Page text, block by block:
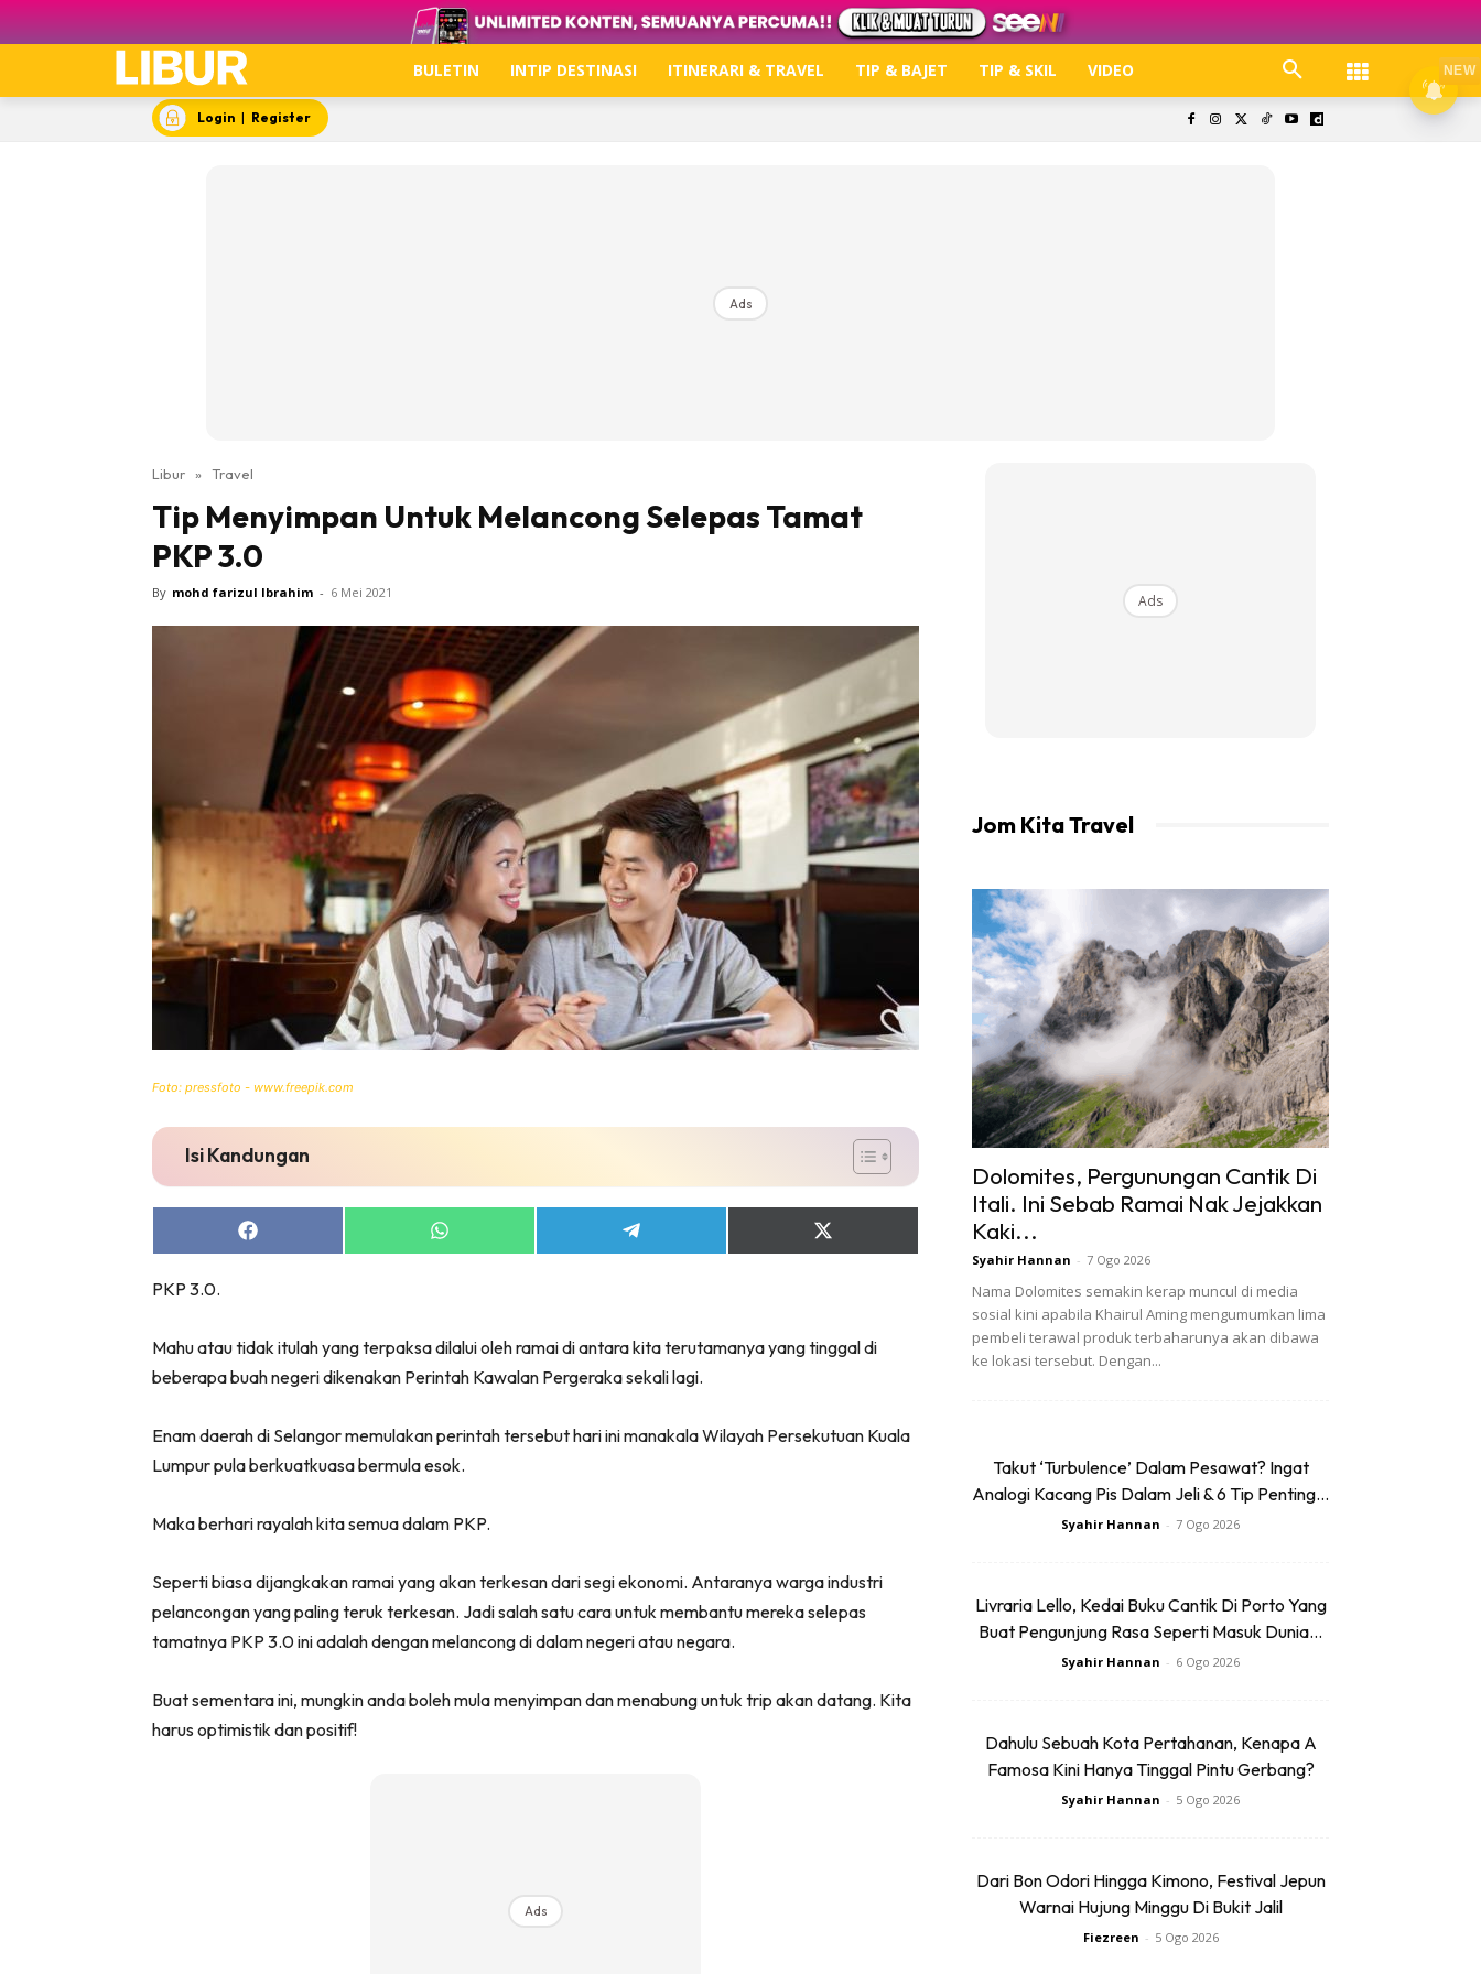
Video
BULETIN INTIP DESTINASI ITINERARI & TRAVEL TIP & BAJET TIP & SKIL VIDEO
Login | Register
Ads
Libur » Travel
Tip Menyimpan Untuk Melancong Selepas Tamat
PKP 3.0
By mohd farizul Ibrahim - 6 Mei 2021
Foto: pressfoto - www.freepik.com
Isi Kandungan
Share
on
Share
on
Share
on
Share
on
PKP 3.0.
Mahu atau tidak itulah yang terpaksa dilalui oleh ramai di antara kita terutamanya yang tinggal di
beberapa buah negeri dikenakan Perintah Kawalan Pergeraka sekali lagi.
Enam daerah di Selangor memulakan perintah tersebut hari ini manakala Wilayah Persekutuan Kuala
Lumpur pula berkuatkuasa bermula esok.
Maka berhari rayalah kita semua dalam PKP.
Seperti biasa dijangkakan ramai yang akan terkesan dari segi ekonomi. Antaranya warga industri
pelancongan yang paling teruk terkesan. Jadi salah satu cara untuk membantu mereka selepas
tamatnya PKP 3.0 ini adalah dengan melancong di dalam negeri atau negara.
Buat sementara ini, mungkin anda boleh mula menyimpan dan menabung untuk trip akan datang. Kita
harus optimistik dan positif!
Ads
Ads
Jom Kita Travel
Dolomites, Pergunungan Cantik Di
Itali. Ini Sebab Ramai Nak Jejakkan
Kaki...
Syahir Hannan - 7 Ogo 2026
Nama Dolomites semakin kerap muncul di media
sosial kini apabila Khairul Aming mengumumkan lima
pembeli terawal produk terbaharunya akan dibawa
ke lokasi tersebut. Dengan...
Takut ‘Turbulence’ Dalam Pesawat? Ingat
Analogi Kacang Pis Dalam Jeli & 6 Tip Penting...
Syahir Hannan - 7 Ogo 2026
Livraria Lello, Kedai Buku Cantik Di Porto Yang
Buat Pengunjung Rasa Seperti Masuk Dunia...
Syahir Hannan - 6 Ogo 2026
Dahulu Sebuah Kota Pertahanan, Kenapa A
Famosa Kini Hanya Tinggal Pintu Gerbang?
Syahir Hannan - 5 Ogo 2026
Dari Bon Odori Hingga Kimono, Festival Jepun
Warnai Hujung Minggu Di Bukit Jalil
Fiezreen - 5 Ogo 2026
NEW